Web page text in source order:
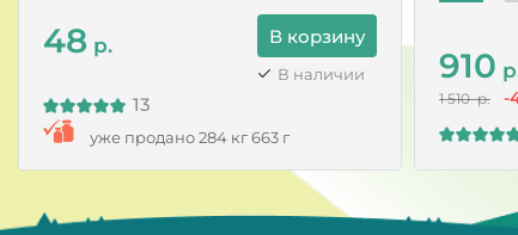
48р. В корзину
В наличии
13
уже продано 284 кг 663 г
910
1 510 р. -